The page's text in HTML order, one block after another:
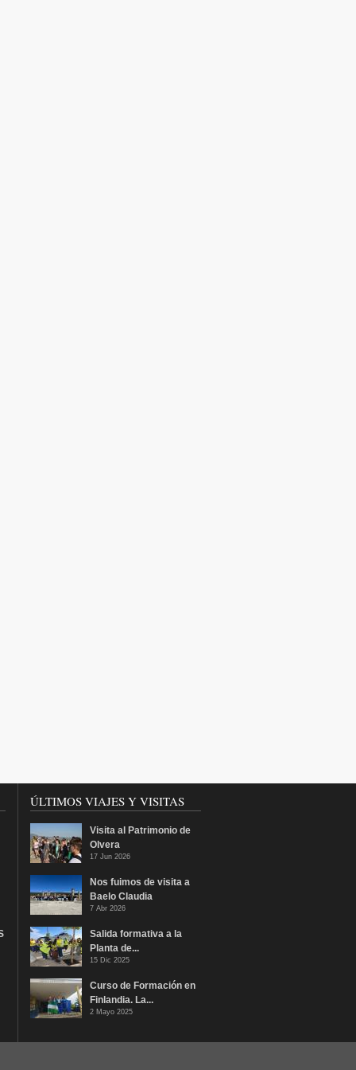
ÚLTIMOS VIAJES Y VISITAS
Visita al Patrimonio de
Olvera
17 Jun 2026
Nos fuimos de visita a
Baelo Claudia
7 Abr 2026
Salida formativa a la
Planta de...
15 Dic 2025
Curso de Formación en
Finlandia. La...
2 Mayo 2025